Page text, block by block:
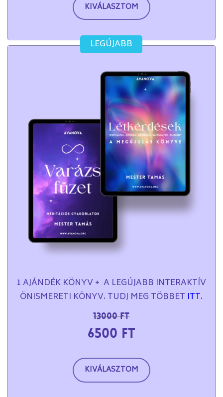
KIVÁLASZTOM
LEGÚJABB
1 AJÁNDÉK KÖNYV + A LEGÚJABB INTERAKTÍV
ÖNISMERETI KÖNYV. TUDJ MEG TÖBBET ITT.
13000 Ft
6500 Ft
KIVÁLASZTOM